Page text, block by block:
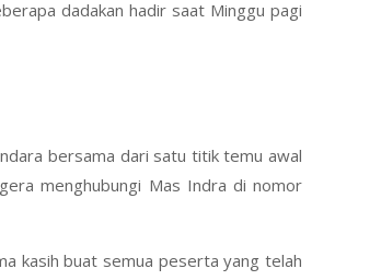
dadakan hadir saat Minggu pagi
bersama dari satu titik temu awal
menghubungi Mas Indra di nomor
kasih buat semua peserta yang telah